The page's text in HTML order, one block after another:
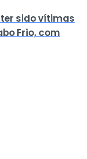
sido vítimas
Frio, com